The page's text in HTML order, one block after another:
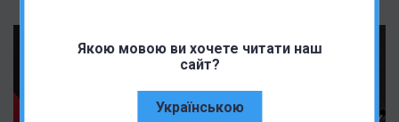
Якою мовою ви хочете читати наш
сайт?
Українською